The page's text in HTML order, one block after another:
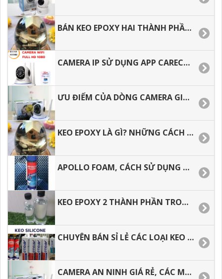
BÁN KEO EPOXY HAI THÀNH PHẦN, SHIP CODE TOÀN QUỐC.
CAMERA IP SỬ DỤNG APP CARECAM, DÒNG CAMERA THẾ HỆ MỚI.
ƯU ĐIỂM CỦA DÒNG CAMERA GIÁ RẺ CÓ TỐT KHÔNG.
KEO EPOXY LÀ GÌ? NHỮNG CÁCH PHA KEO EPOXY ĐÚNG CÁCH
APOLLO FOAM, CÁCH SỬ DỤNG ĐÚNG CÁCH, HIỆU QUẢ, TIẾT KIỆM
KEO EPOXY 2 THÀNH PHẦN TRONG SUỐT, THOÁT KHÍ TỐT, CHỊU NHIỆT.
CHUYÊN BÁN SỈ LẺ CÁC LOẠI KEO APOLLO SILICONE A300, A500,A600.
CAMERA AN NINH GIÁ RẺ, CÁC MẪU CAMERA DƯỚI 500 NGÀN CÓ TỐT KHÔNG.